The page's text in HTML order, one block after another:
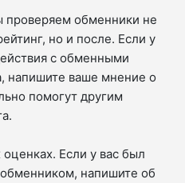
проверяем обменники не
но и после. Если у
с обменными
напишите ваше мнение о
помогут другим
Если у вас был
напишите об